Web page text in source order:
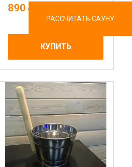
РАССЧИТАТЬ САУНУ
890
КУПИТЬ